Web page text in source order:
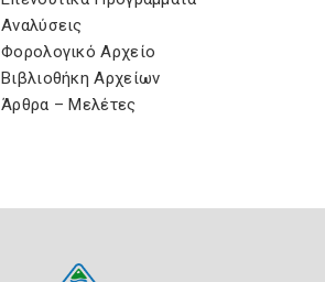
Αναλύσεις
Φορολογικό Αρχείο
Βιβλιοθήκη Αρχείων
Άρθρα – Μελέτες